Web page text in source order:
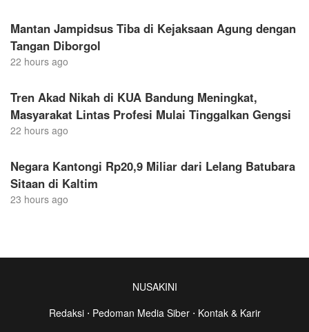
Mantan Jampidsus Tiba di Kejaksaan Agung dengan
Tangan Diborgol
22 hours ago
Tren Akad Nikah di KUA Bandung Meningkat,
Masyarakat Lintas Profesi Mulai Tinggalkan Gengsi
22 hours ago
Negara Kantongi Rp20,9 Miliar dari Lelang Batubara
Sitaan di Kaltim
23 hours ago
NUSAKINI
Redaksi⋅ Pedoman Media Siber⋅ Kontak & Karir